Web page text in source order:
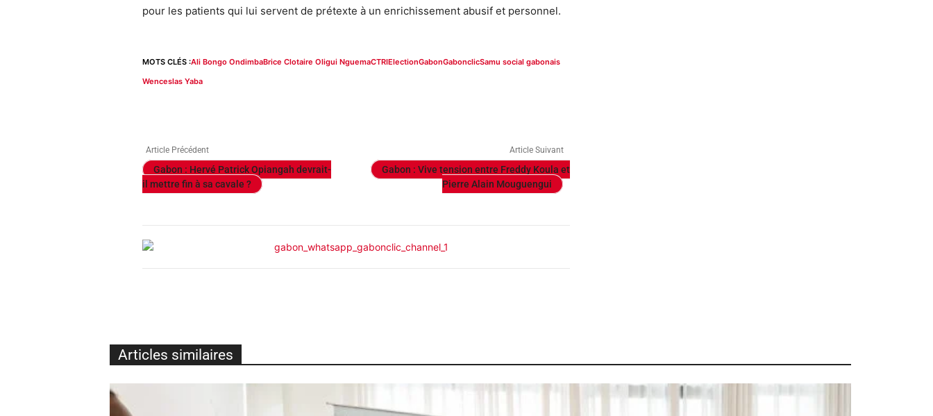
pour les patients qui lui servent de prétexte à un enrichissement abusif et personnel.
MOTS CLÉS :Ali Bongo OndimbaBrice Clotaire Oligui NguemaCTRIElectionGabonGabonclicSamu social gabonais
Wenceslas Yaba
Article Précédent
Gabon : Hervé Patrick Opiangah devrait-
il mettre fin à sa cavale ?
Article Suivant
Gabon : Vive tension entre Freddy Koula et
Pierre Alain Mouguengui
Articles similaires